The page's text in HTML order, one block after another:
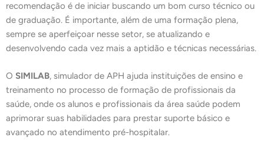
recomendação é de iniciar buscando um bom curso técnico ou
de graduação. É importante, além de uma formação plena,
sempre se aperfeiçoar nesse setor, se atualizando e
desenvolvendo cada vez mais a aptidão e técnicas necessárias.
O SIMILAB, simulador de APH ajuda instituições de ensino e
treinamento no processo de formação de profissionais da
saúde, onde os alunos e profissionais da área saúde podem
aprimorar suas habilidades para prestar suporte básico e
avançado no atendimento pré-hospitalar.